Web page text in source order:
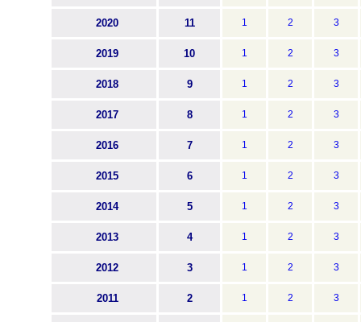
2020 11 1 2 3
2019 10 1 2 3
2018 9 1 2 3
2017 8 1 2 3
2016 7 1 2 3
2015 6 1 2 3
2014 5 1 2 3
2013 4 1 2 3
2012 3 1 2 3
2011 2 1 2 3